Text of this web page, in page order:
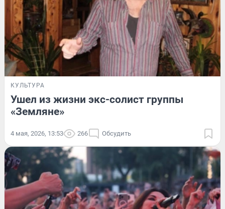
КУЛЬТУРА
Ушел из жизни экс-солист группы
«Земляне»
4 мая, 2026, 13:53 266 Обсудить